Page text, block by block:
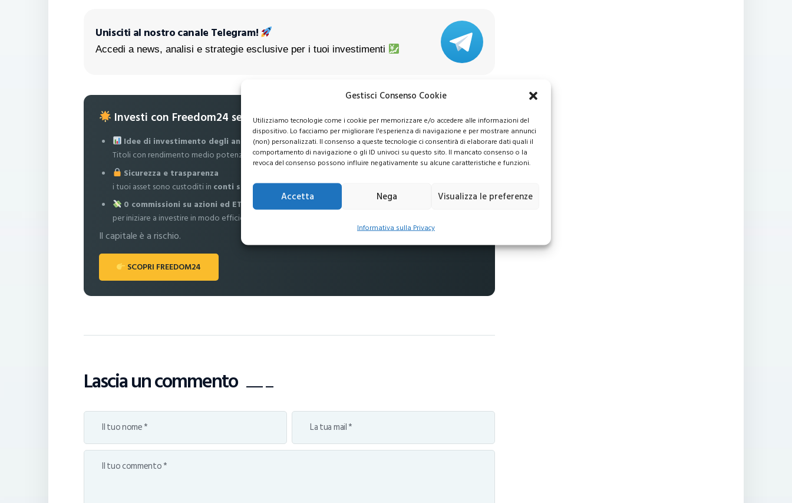
Gestisci Consenso Cookie
Utilizziamo tecnologie come i cookie per memorizzare e/o accedere alle informazioni del
dispositivo. Lo facciamo per migliorare l'esperienza di navigazione e per mostrare annunci
(non) personalizzati. Il consenso a queste tecnologie ci consentirà di elaborare dati quali il
comportamento di navigazione o gli ID univoci su questo sito. Il mancato consenso o la
revoca del consenso possono influire negativamente su alcune caratteristiche e funzioni.
Accetta Nega Visualizza le preferenze
Informativa sulla Privacy
Unisciti al nostro canale Telegram!
Accedi a news, analisi e strategie esclusive per i tuoi investimenti
Investi con Freedom24 senza commissioni
Idee di investimento degli analisti
Titoli con rendimento medio potenziale fino al16%
Sicurezza e trasparenza
i tuoi asset sono custoditi in conti separati
0 commissioni su azioni ed ETF
per iniziare a investire in modo efficiente
Il capitale è a rischio.
SCOPRI FREEDOM24
Lascia un commento